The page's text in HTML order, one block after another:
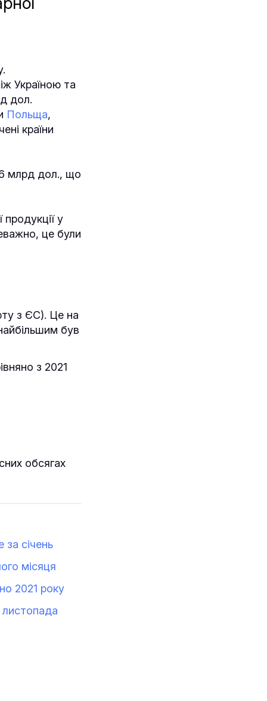
Україною та
дол.
Польща,
країни
млрд дол., що
у
це були
з ЄС). Це на
був
з 2021
обсягах
за січень
місяця
2021 року
листопада